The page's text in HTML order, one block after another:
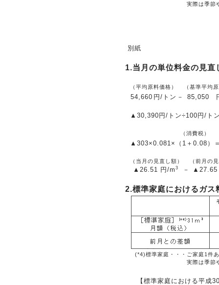
実際は季節
別紙
1.当月の単位料金の見直
（平均原料価格） （基準平均
54,660 円/トン － 85,050
▲30,390円/トン÷100円/
（消費税）
▲303×0.081× （1＋0.08）
（当月の見直し額） （前月の
▲26.51 円/m 3 － ▲27.65
2.標準家庭におけるガス
(*4)標準家庭・・・ ご家庭1件
実際は季節
【標準家庭における平成